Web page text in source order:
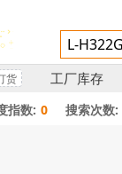
货 工厂库存
指数: 0 搜索次数: